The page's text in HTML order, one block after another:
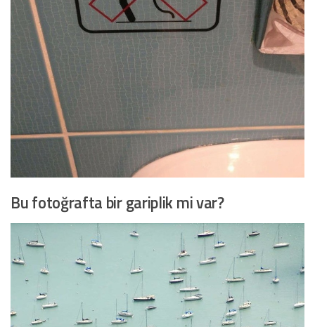
Bu fotoğrafta bir gariplik mi var?